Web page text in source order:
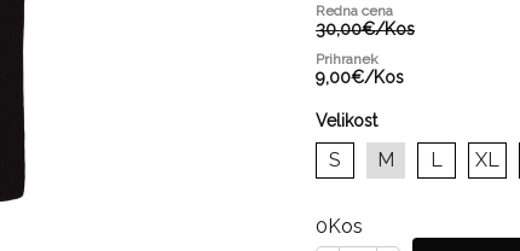
Redna cena
30,00€/Kos
Prihranek
9,00€/Kos
Velikost
S M L XL
0Kos